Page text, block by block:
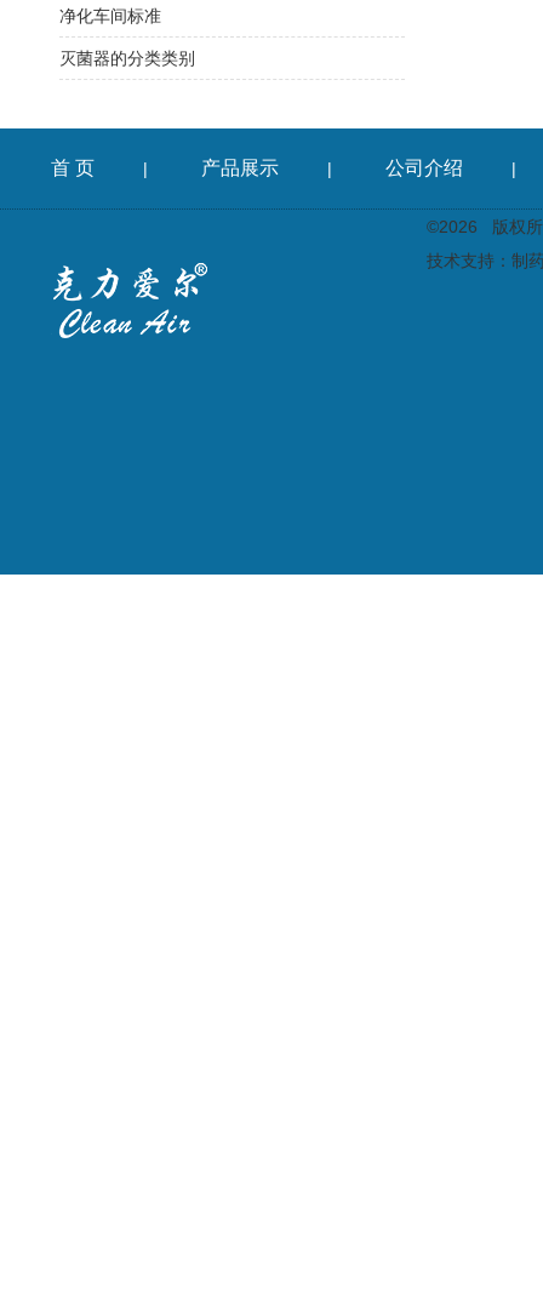
净化车间标准
灭菌器的分类类别
首 页 | 产品展示 | 公司介绍 |
©2026 版权所
技术支持： 制